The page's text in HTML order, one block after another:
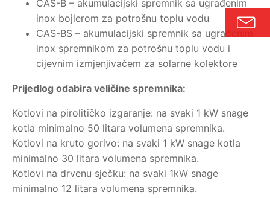
CAS-B – akumulacijski spremnik sa ugrađenim
inox bojlerom za potrošnu toplu vodu
CAS-BS – akumulacijski spremnik sa ugrađenim
inox spremnikom za potrošnu toplu vodu i
cijevnim izmjenjivačem za solarne kolektore
Prijedlog odabira veličine spremnika:
Kotlovi na pirolitičko izgaranje: na svaki 1 kW snage
kotla minimalno 50 litara volumena spremnika.
Kotlovi na kruto gorivo: na svaki 1 kW snage kotla
minimalno 30 litara volumena spremnika.
Kotlovi na drvenu sječku: na svaki 1kW snage
minimalno 12 litara volumena spremnika.